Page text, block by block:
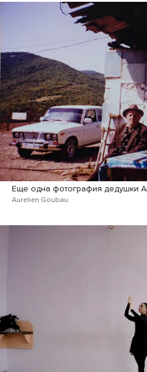
Еще одна фотография дедушки
Aurelien Goubau